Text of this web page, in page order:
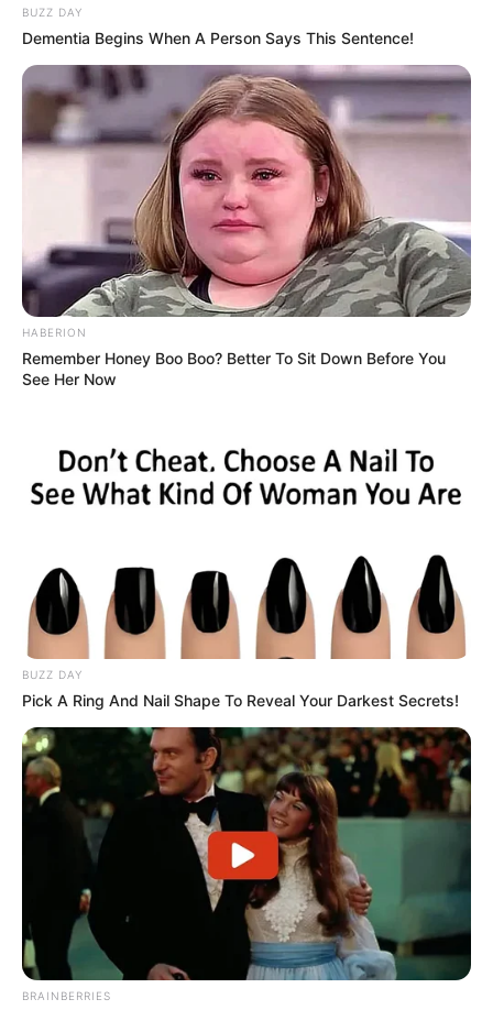
BUZZ DAY
Dementia Begins When A Person Says This Sentence!
HABERION
Remember Honey Boo Boo? Better To Sit Down Before You
See Her Now
BUZZ DAY
Pick A Ring And Nail Shape To Reveal Your Darkest Secrets!
BRAINBERRIES